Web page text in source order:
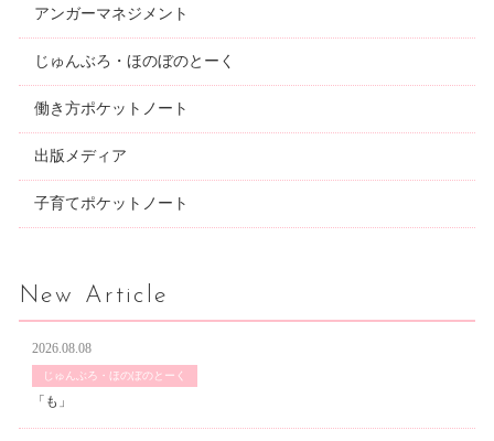
アンガーマネジメント
じゅんぶろ・ほのぼのとーく
働き方ポケットノート
出版メディア
子育てポケットノート
New Article
2026.08.08
じゅんぶろ・ほのぼのとーく
「も」